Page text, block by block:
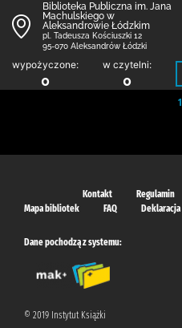
Biblioteka Publiczna im. Jana
Machulskiego w
Aleksandrowie Łódzkim
pl. Tadeusza Kościuszki 12
95-070 Aleksandrów Łódzki
wypożyczone:
0
w czytelni:
0
1
Kontakt Regulamin
Mapa bibliotek
FAQ
Dane pochodzą z systemu:
© 2019 Instytut Książki